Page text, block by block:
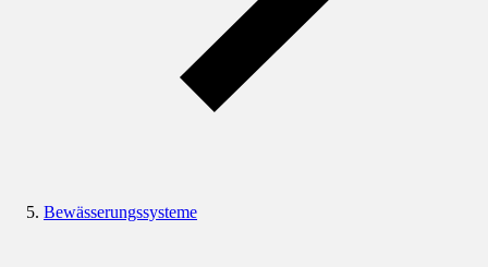
Bewässerungssysteme